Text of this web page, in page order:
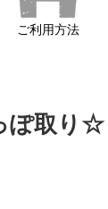
ご利用方法
ぽ取り